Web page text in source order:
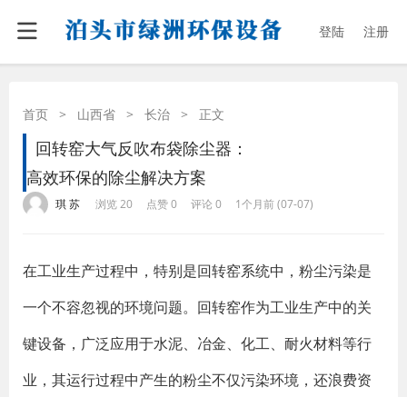
登陆 注册
首页 > 山西省 > 长治 > 正文
回转窑大气反吹布袋除尘器：
高效环保的除尘解决方案
琪 苏 浏览 20 点赞 0 评论 0 1个月前 (07-07)
在工业生产过程中，特别是回转窑系统中，粉尘污染是
一个不容忽视的环境问题。回转窑作为工业生产中的关
键设备，广泛应用于水泥、冶金、化工、耐火材料等行
业，其运行过程中产生的粉尘不仅污染环境，还浪费资